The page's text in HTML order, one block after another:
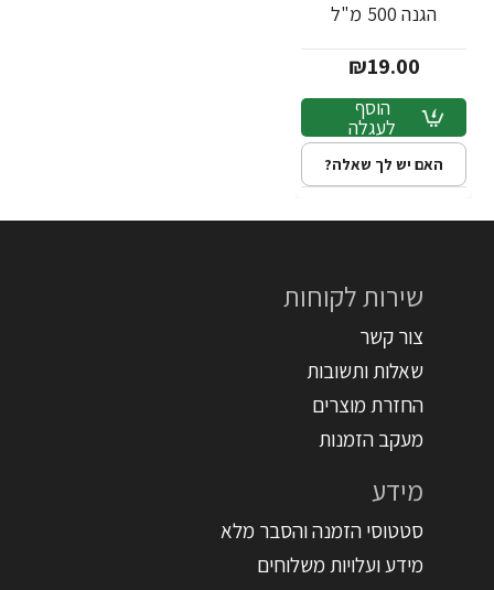
הגנה 500 מ"ל
₪19.00
הוסף
לעגלה
האם יש לך שאלה?
שירות לקוחות
צור קשר
שאלות ותשובות
החזרת מוצרים
מעקב הזמנות
מידע
סטטוסי הזמנה והסבר מלא
מידע ועלויות משלוחים